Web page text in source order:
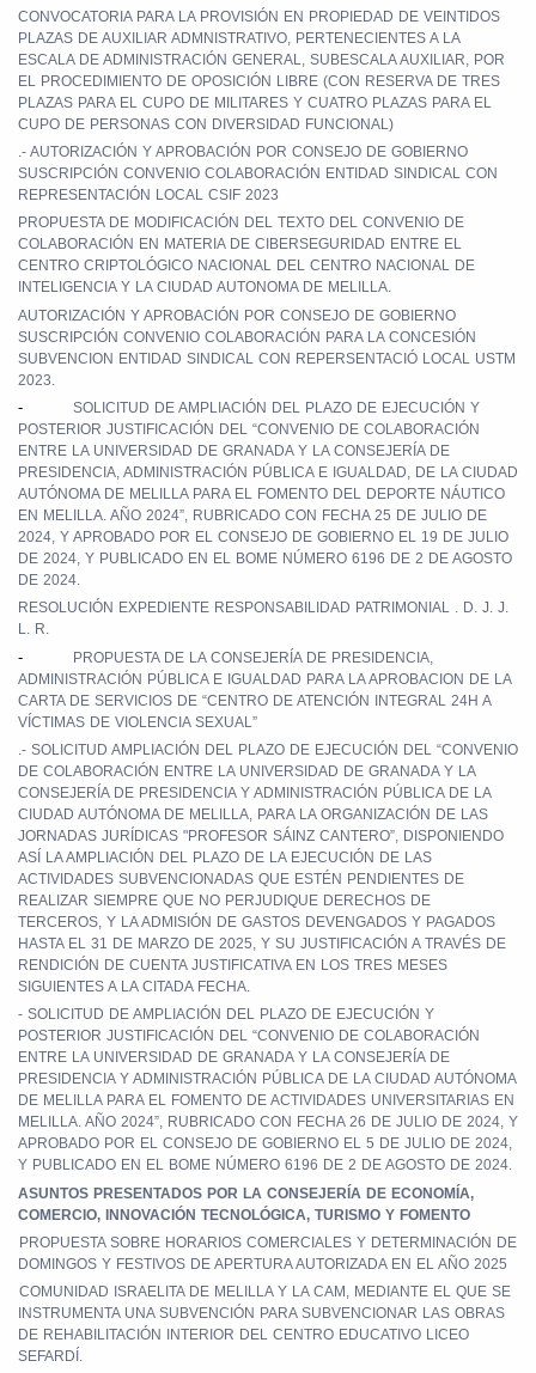
CONVOCATORIA PARA LA PROVISIÓN EN PROPIEDAD DE VEINTIDOS
PLAZAS DE AUXILIAR ADMNISTRATIVO, PERTENECIENTES A LA
ESCALA DE ADMINISTRACIÓN GENERAL, SUBESCALA AUXILIAR, POR
EL PROCEDIMIENTO DE OPOSICIÓN LIBRE (CON RESERVA DE TRES
PLAZAS PARA EL CUPO DE MILITARES Y CUATRO PLAZAS PARA EL
CUPO DE PERSONAS CON DIVERSIDAD FUNCIONAL)
.- AUTORIZACIÓN Y APROBACIÓN POR CONSEJO DE GOBIERNO
SUSCRIPCIÓN CONVENIO COLABORACIÓN ENTIDAD SINDICAL CON
REPRESENTACIÓN LOCAL CSIF 2023
PROPUESTA DE MODIFICACIÓN DEL TEXTO DEL CONVENIO DE
COLABORACIÓN EN MATERIA DE CIBERSEGURIDAD ENTRE EL
CENTRO CRIPTOLÓGICO NACIONAL DEL CENTRO NACIONAL DE
INTELIGENCIA Y LA CIUDAD AUTONOMA DE MELILLA.
AUTORIZACIÓN Y APROBACIÓN POR CONSEJO DE GOBIERNO
SUSCRIPCIÓN CONVENIO COLABORACIÓN PARA LA CONCESIÓN
SUBVENCION ENTIDAD SINDICAL CON REPERSENTACIÓ LOCAL USTM
2023.
-
SOLICITUD DE AMPLIACIÓN DEL PLAZO DE EJECUCIÓN Y
POSTERIOR JUSTIFICACIÓN DEL “CONVENIO DE COLABORACIÓN
ENTRE LA UNIVERSIDAD DE GRANADA Y LA CONSEJERÍA DE
PRESIDENCIA, ADMINISTRACIÓN PÚBLICA E IGUALDAD, DE LA CIUDAD
AUTÓNOMA DE MELILLA PARA EL FOMENTO DEL DEPORTE NÁUTICO
EN MELILLA. AÑO 2024”, RUBRICADO CON FECHA 25 DE JULIO DE
2024, Y APROBADO POR EL CONSEJO DE GOBIERNO EL 19 DE JULIO
DE 2024, Y PUBLICADO EN EL BOME NÚMERO 6196 DE 2 DE AGOSTO
DE 2024.
RESOLUCIÓN EXPEDIENTE RESPONSABILIDAD PATRIMONIAL . D. J. J.
L. R.
-
PROPUESTA DE LA CONSEJERÍA DE PRESIDENCIA,
ADMINISTRACIÓN PÚBLICA E IGUALDAD PARA LA APROBACION DE LA
CARTA DE SERVICIOS DE “CENTRO DE ATENCIÓN INTEGRAL 24H A
VÍCTIMAS DE VIOLENCIA SEXUAL”
.- SOLICITUD AMPLIACIÓN DEL PLAZO DE EJECUCIÓN DEL “CONVENIO
DE COLABORACIÓN ENTRE LA UNIVERSIDAD DE GRANADA Y LA
CONSEJERÍA DE PRESIDENCIA Y ADMINISTRACIÓN PÚBLICA DE LA
CIUDAD AUTÓNOMA DE MELILLA, PARA LA ORGANIZACIÓN DE LAS
JORNADAS JURÍDICAS "PROFESOR SÁINZ CANTERO”, DISPONIENDO
ASÍ LA AMPLIACIÓN DEL PLAZO DE LA EJECUCIÓN DE LAS
ACTIVIDADES SUBVENCIONADAS QUE ESTÉN PENDIENTES DE
REALIZAR SIEMPRE QUE NO PERJUDIQUE DERECHOS DE
TERCEROS, Y LA ADMISIÓN DE GASTOS DEVENGADOS Y PAGADOS
HASTA EL 31 DE MARZO DE 2025, Y SU JUSTIFICACIÓN A TRAVÉS DE
RENDICIÓN DE CUENTA JUSTIFICATIVA EN LOS TRES MESES
SIGUIENTES A LA CITADA FECHA.
- SOLICITUD DE AMPLIACIÓN DEL PLAZO DE EJECUCIÓN Y
POSTERIOR JUSTIFICACIÓN DEL “CONVENIO DE COLABORACIÓN
ENTRE LA UNIVERSIDAD DE GRANADA Y LA CONSEJERÍA DE
PRESIDENCIA Y ADMINISTRACIÓN PÚBLICA DE LA CIUDAD AUTÓNOMA
DE MELILLA PARA EL FOMENTO DE ACTIVIDADES UNIVERSITARIAS EN
MELILLA. AÑO 2024”, RUBRICADO CON FECHA 26 DE JULIO DE 2024, Y
APROBADO POR EL CONSEJO DE GOBIERNO EL 5 DE JULIO DE 2024,
Y PUBLICADO EN EL BOME NÚMERO 6196 DE 2 DE AGOSTO DE 2024.
ASUNTOS PRESENTADOS POR LA CONSEJERÍA DE ECONOMÍA,
COMERCIO, INNOVACIÓN TECNOLÓGICA, TURISMO Y FOMENTO
PROPUESTA SOBRE HORARIOS COMERCIALES Y DETERMINACIÓN DE
DOMINGOS Y FESTIVOS DE APERTURA AUTORIZADA EN EL AÑO 2025
COMUNIDAD ISRAELITA DE MELILLA Y LA CAM, MEDIANTE EL QUE SE
INSTRUMENTA UNA SUBVENCIÓN PARA SUBVENCIONAR LAS OBRAS
DE REHABILITACIÓN INTERIOR DEL CENTRO EDUCATIVO LICEO
SEFARDÍ.